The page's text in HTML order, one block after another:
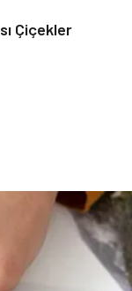
Çiçekler